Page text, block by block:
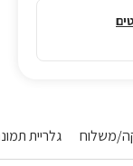
משלוח גלריית